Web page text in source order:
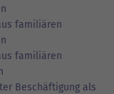
familiären
familiären
Beschäftigung als